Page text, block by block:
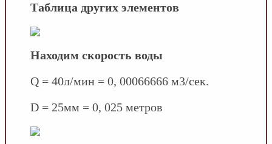
Таблица других элементов
Находим скорость воды
Q = 40л/мин = 0, 00066666 м3/сек.
D = 25мм = 0, 025 метров